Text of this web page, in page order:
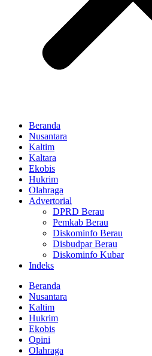
Beranda
Nusantara
Kaltim
Kaltara
Ekobis
Hukrim
Olahraga
Advertorial
DPRD Berau
Pemkab Berau
Diskominfo Berau
Disbudpar Berau
Diskominfo Kubar
Indeks
Beranda
Nusantara
Kaltim
Hukrim
Ekobis
Opini
Olahraga